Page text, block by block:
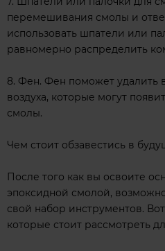
перемешивания смолы и
использовать шпатели или
равномерно распределить
8. Фен. Фен поможет удалить
воздуха, которые могут
смолы.
Чем стоит обзавестись в
После того как вы освоите
эпоксидной смолой,
свой набор инструментов.
которые стоит рассмотреть